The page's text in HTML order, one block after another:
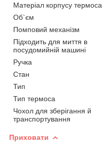
Матеріал корпусу термоса
Об`єм
Помповий механізм
Підходить для миття в
посудомийній машині
Ручка
Стан
Тип
Тип термоса
Чохол для зберігання й
транспортування
Приховати